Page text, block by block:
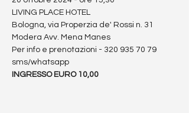
LIVING PLACE HOTEL
Bologna, via Properzia de' Rossi n. 31
Modera Avv. Mena Manes
Per info e prenotazioni - 320 935 70 79
sms/whatsapp
INGRESSO EURO 10,00